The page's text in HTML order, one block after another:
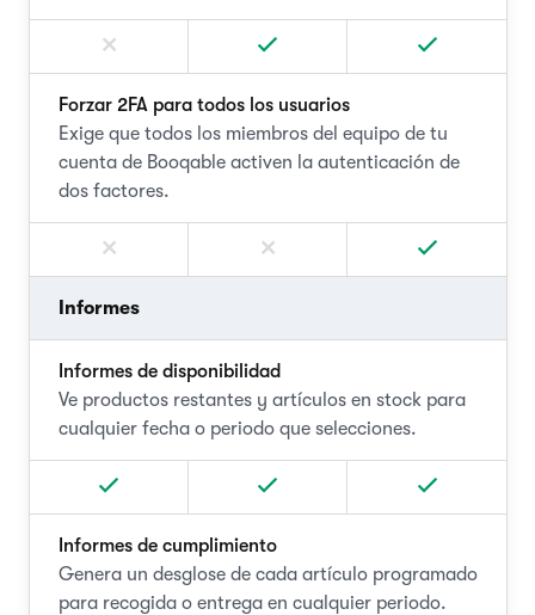
Forzar 2FA para todos los usuarios
Exige que todos los miembros del equipo de tu
cuenta de Booqable activen la autenticación de
dos factores.
Informes
Informes de disponibilidad
Ve productos restantes y artículos en stock para
cualquier fecha o periodo que selecciones.
Informes de cumplimiento
Genera un desglose de cada artículo programado
para recogida o entrega en cualquier periodo.